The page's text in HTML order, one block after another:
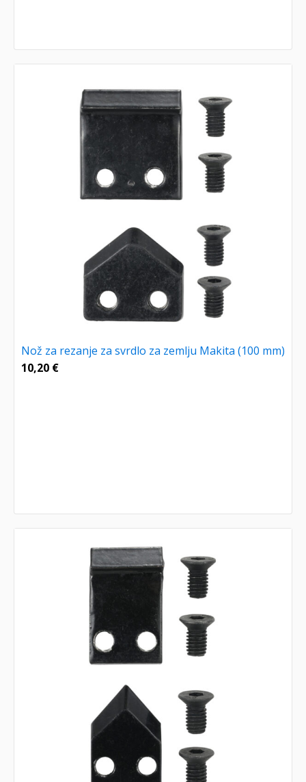
Nož za rezanje za svrdlo za zemlju Makita (100 mm)
10,20 €